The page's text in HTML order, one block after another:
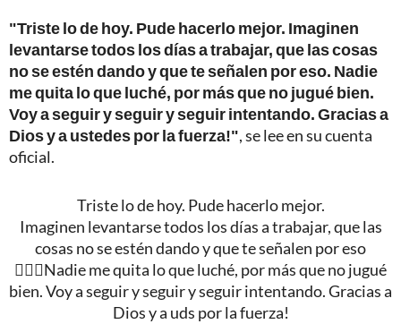
"Triste lo de hoy. Pude hacerlo mejor. Imaginen
levantarse todos los días a trabajar, que las cosas
no se estén dando y que te señalen por eso. Nadie
me quita lo que luché, por más que no jugué bien.
Voy a seguir y seguir y seguir intentando. Gracias a
Dios y a ustedes por la fuerza!", se lee en su cuenta
oficial.
Triste lo de hoy. Pude hacerlo mejor.
Imaginen levantarse todos los días a trabajar, que las
cosas no se estén dando y que te señalen por eso
🤷🏻‍♀️Nadie me quita lo que luché, por más que no jugué
bien. Voy a seguir y seguir y seguir intentando. Gracias a
Dios y a uds por la fuerza!